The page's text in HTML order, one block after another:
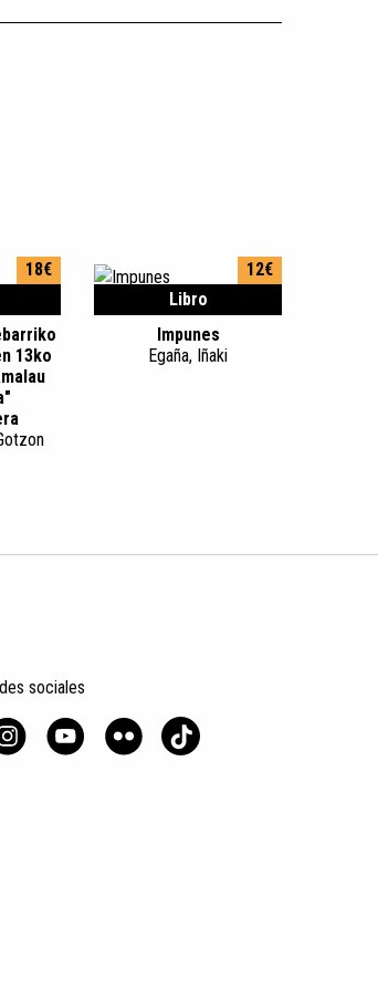
18€
13ko
Libro
12€
Impunes
Egaña, Iñaki
sociales